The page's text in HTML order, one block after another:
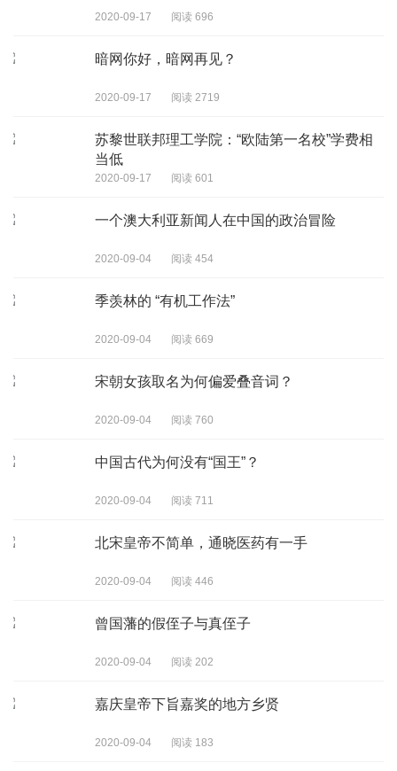
2020-09-17 阅读 696
暗网你好，暗网再见？
2020-09-17 阅读 2719
苏黎世联邦理工学院：“欧陆第一名校”学费相
当低
2020-09-17 阅读 601
一个澳大利亚新闻人在中国的政治冒险
2020-09-04 阅读 454
季羡林的 “有机工作法”
2020-09-04 阅读 669
宋朝女孩取名为何偏爱叠音词？
2020-09-04 阅读 760
中国古代为何没有“国王”？
2020-09-04 阅读 711
北宋皇帝不简单，通晓医药有一手
2020-09-04 阅读 446
曾国藩的假侄子与真侄子
2020-09-04 阅读 202
嘉庆皇帝下旨嘉奖的地方乡贤
2020-09-04 阅读 183